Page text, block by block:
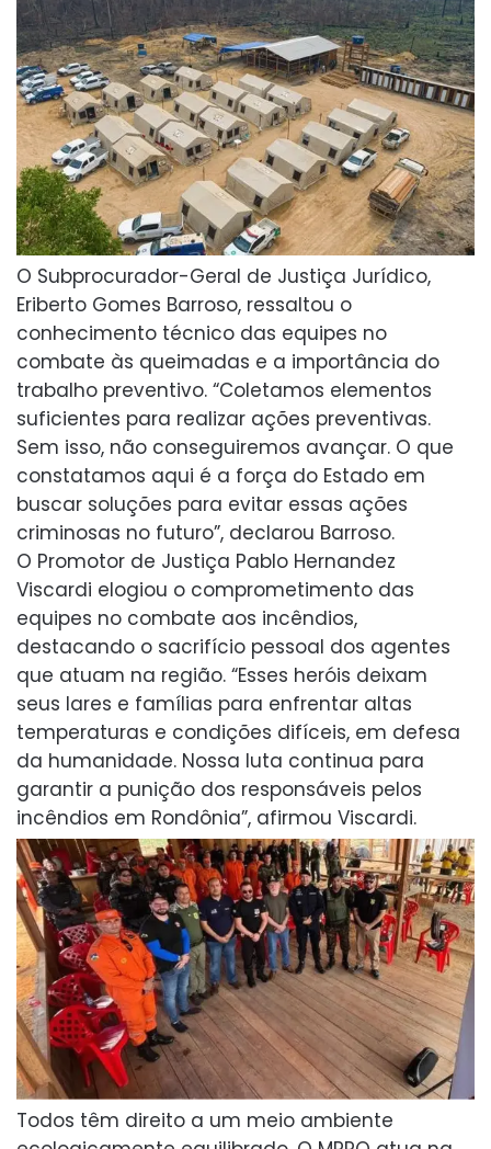
O Subprocurador-Geral de Justiça Jurídico,
Eriberto Gomes Barroso, ressaltou o
conhecimento técnico das equipes no
combate às queimadas e a importância do
trabalho preventivo. “Coletamos elementos
suficientes para realizar ações preventivas.
Sem isso, não conseguiremos avançar. O que
constatamos aqui é a força do Estado em
buscar soluções para evitar essas ações
criminosas no futuro”, declarou Barroso.
O Promotor de Justiça Pablo Hernandez
Viscardi elogiou o comprometimento das
equipes no combate aos incêndios,
destacando o sacrifício pessoal dos agentes
que atuam na região. “Esses heróis deixam
seus lares e famílias para enfrentar altas
temperaturas e condições difíceis, em defesa
da humanidade. Nossa luta continua para
garantir a punição dos responsáveis pelos
incêndios em Rondônia”, afirmou Viscardi.
Todos têm direito a um meio ambiente